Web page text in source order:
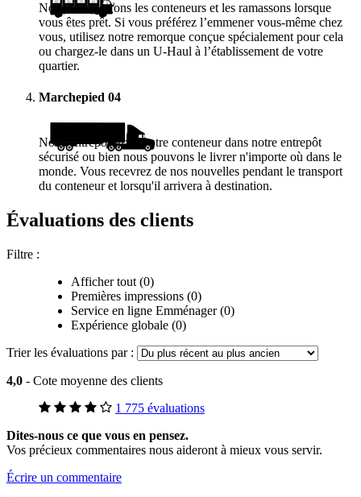
Nous vous livrons les conteneurs et les ramassons lorsque
vous êtes prêt. Si vous préférez l’emmener vous-même chez
vous, utilisez notre remorque conçue spécialement pour cela
ou chargez-le dans un U-Haul à l’établissement de votre
quartier.
Marchepied 04
Nous entreposerons votre conteneur dans notre entrepôt
sécurisé ou bien nous pouvons le livrer n'importe où dans le
monde. Vous recevrez de nos nouvelles pendant le transport
du conteneur et lorsqu'il arrivera à destination.
Évaluations des clients
Filtre :
Afficher tout (0)
Premières impressions (0)
Service en ligne Emménager (0)
Expérience globale (0)
Trier les évaluations par :
4,0 - Cote moyenne des clients
1 775 évaluations
Dites-nous ce que vous en pensez.
Vos précieux commentaires nous aideront à mieux vous servir.
Écrire un commentaire